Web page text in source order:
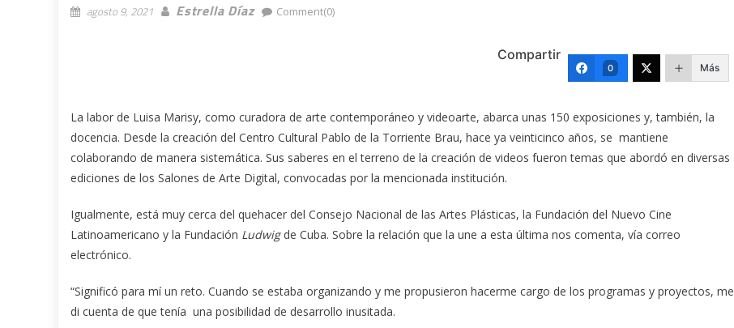
agosto 9, 2021 Estrella Díaz Comment(0)
Compartir
0 Más
La labor de Luisa Marisy, como curadora de arte contemporáneo y videoarte, abarca unas 150 exposiciones y, también, la
docencia. Desde la creación del Centro Cultural Pablo de la Torriente Brau, hace ya veinticinco años, se mantiene
colaborando de manera sistemática. Sus saberes en el terreno de la creación de videos fueron temas que abordó en diversas
ediciones de los Salones de Arte Digital, convocadas por la mencionada institución.
Igualmente, está muy cerca del quehacer del Consejo Nacional de las Artes Plásticas, la Fundación del Nuevo Cine
Latinoamericano y la Fundación Ludwigde Cuba. Sobre la relación que la une a esta última nos comenta, vía correo
electrónico.
“Significó para mí un reto. Cuando se estaba organizando y me propusieron hacerme cargo de los programas y proyectos, me
di cuenta de que tenía una posibilidad de desarrollo inusitada.